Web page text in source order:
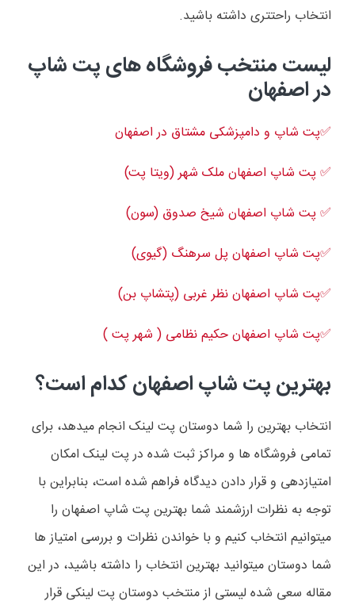
انتخاب راحتتری داشته باشید.
لیست منتخب فروشگاه های پت شاپ
در اصفهان
✅پت شاپ و دامپزشکی مشتاق در اصفهان
✅ پت شاپ اصفهان ملک شهر (ویتا پت)
✅ پت شاپ اصفهان شیخ صدوق (سون)
✅پت شاپ اصفهان پل سرهنگ (گیوی)
✅پت شاپ اصفهان نظر غربی (پتشاپ بن)
✅پت شاپ اصفهان حکیم نظامی ( شهر پت )
بهترین پت شاپ اصفهان کدام است؟
انتخاب بهترین را شما دوستان پت لینک انجام میدهد، برای
تمامی فروشگاه ها و مراکز ثبت شده در پت لینک امکان
امتیازدهی و قرار دادن دیدگاه فراهم شده است، بنابراین با
توجه به نظرات ارزشمند شما بهترین پت شاپ اصفهان را
میتوانیم انتخاب کنیم و با خواندن نظرات و بررسی امتیاز ها
شما دوستان میتوانید بهترین انتخاب را داشته باشید، در این
مقاله سعی شده لیستی از منتخب دوستان پت لینکی قرار